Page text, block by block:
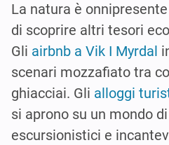
La natura è
di scoprire altri tesori
Gli airbnb a Vik I Myrdal
scenari mozzafiato tra
ghiacciai. Gli alloggi
si aprono su un mondo
escursionistici e